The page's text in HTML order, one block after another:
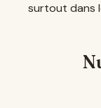
surtout dans